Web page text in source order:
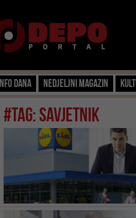
Info dana Nedjeljni magazin
#tag: savjetnik